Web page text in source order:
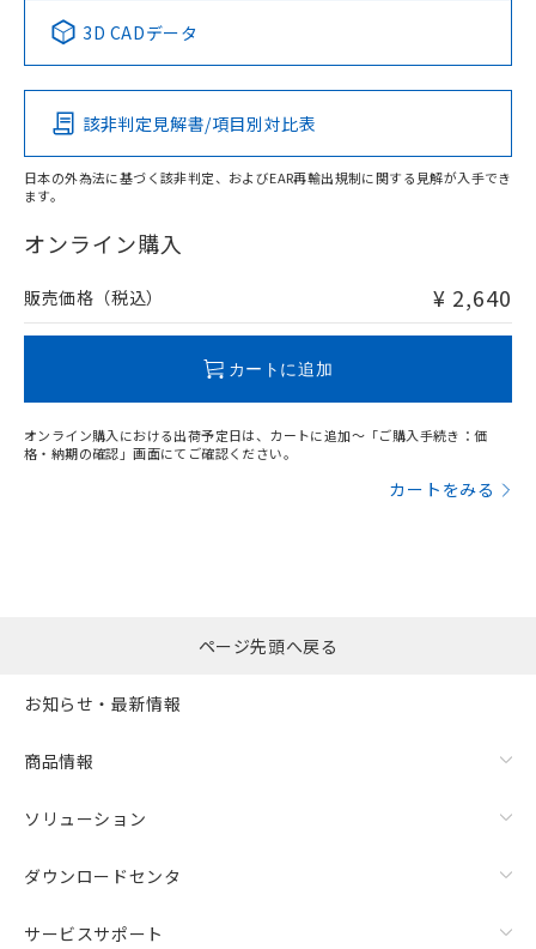
Pb Hg Cd Cr(VI)
O
在庫等で未対応品が混在する可能性があります。
問い合わせください。
3D CADデータ
該非判定見解書/項目別対比表
日本の外為法に基づく該非判定、およびEAR再輸出規制に関する見解が入手でき
ます。
オンライン購入
販売価格（税込） ¥ 2,640
カートに追加
オンライン購入における出荷予定日は、カートに追加～「ご購入手続き：価
格・納期の確認」画面にてご確認ください。
カートをみる
ページ先頭へ戻る
お知らせ・最新情報
商品情報
ソリューション
ダウンロードセンタ
サービスサポート